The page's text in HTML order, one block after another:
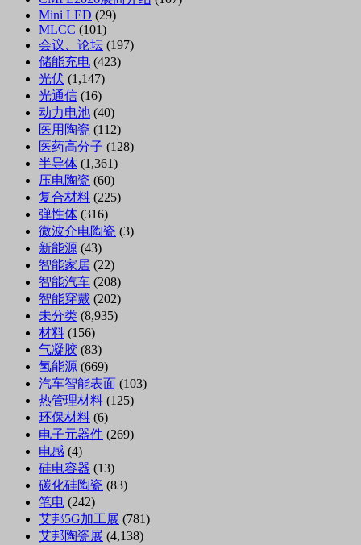
Mini LED (29)
MLCC (101)
会议、论坛 (197)
储能充电 (423)
光伏 (1,147)
光通信 (16)
动力电池 (40)
医用陶瓷 (112)
医药高分子 (128)
半导体 (1,361)
压电陶瓷 (60)
复合材料 (225)
弹性体 (316)
微波介电陶瓷 (3)
新能源 (43)
智能家居 (22)
智能汽车 (208)
智能穿戴 (202)
未分类 (8,935)
材料 (156)
气凝胶 (83)
氢能源 (669)
汽车智能表面 (103)
热管理材料 (125)
环保材料 (6)
电子元器件 (269)
电感 (4)
硅电容器 (13)
碳化硅陶瓷 (83)
笔电 (242)
艾邦5G加工展 (781)
艾邦陶瓷展 (4,138)